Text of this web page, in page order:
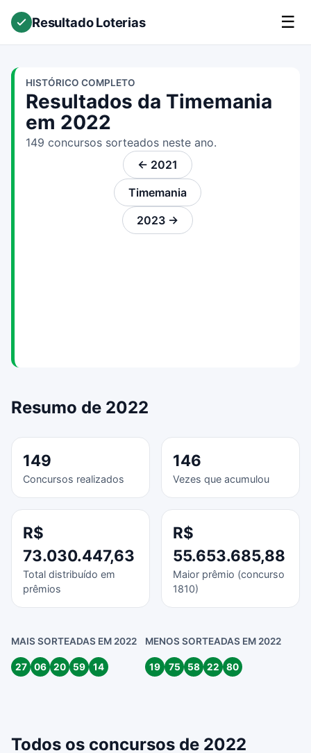
Resultado Loterias ☰
HISTÓRICO COMPLETO
Resultados da Timemania
em 2022
149 concursos sorteados neste ano.
← 2021
Timemania
2023 →
Resumo de 2022
149
Concursos realizados
146
Vezes que acumulou
R$
73.030.447,63
Total distribuído em
prêmios
R$
55.653.685,88
Maior prêmio (concurso
1810)
MAIS SORTEADAS EM 2022
27 06 20 59 14
MENOS SORTEADAS EM 2022
19 75 58 22 80
Todos os concursos de 2022